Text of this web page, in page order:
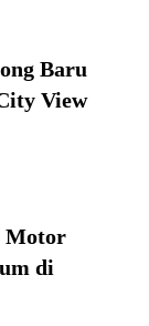
Baru
View
Motor
di